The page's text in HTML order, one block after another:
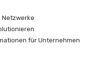
Netzwerke
für Unternehmen